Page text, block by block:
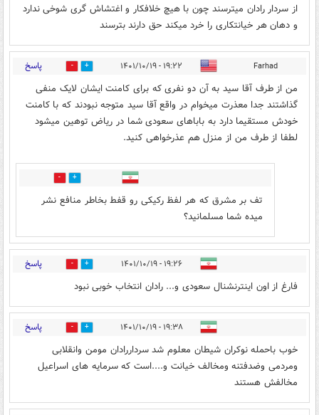
از سردار رادان میترسند چون با هیچ خلافکار و اغتشاش گری شوخی ندارد
و دهان هر خیانتکاری را خرد میکند حق دارند بترسند
Farhad ۱۹:۲۲ - ۱۴۰۱/۱۰/۱۹ 23 پاسخ
من از طرف آقا سید به آن دو نفری که برای کامنت ایشان لایک منفی
گذاشتند جدا معذرت میخوام در واقع آقا سید متوجه نبودند که با کامنت
خودش مستقیما دارد به باباهای سعودی شما در ریاض توهین میشود
لطفا از طرف من از منزل هم عذرخواهی کنید.
0
تف بر مشرق که هر لفظ رکیکی رو قفط بخاطر منافع نشر
میده شما مسلمانید؟
۱۹:۲۶ - ۱۴۰۱/۱۰/۱۹ 1 پاسخ
فارغ از اون اینترنشنال سعودی و..‌. رادان انتخاب خوبی نبود
۱۹:۳۸ - ۱۴۰۱/۱۰/۱۹ 8 پاسخ
خوب باحمله نوکران شیطان معلوم شد سرداررادان مومن وانقلابی
ومردمی وضدفتنه ومخالف خیانت و....است که سرمایه های اسراعیل
مخالفش هستند